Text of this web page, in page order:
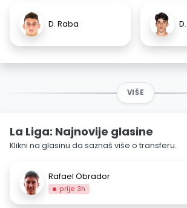
D. Raba
VIŠE
La Liga: Najnovije glasine
Klikni na glasinu da saznaš više o transferu.
Rafael Obrador
prije 3h